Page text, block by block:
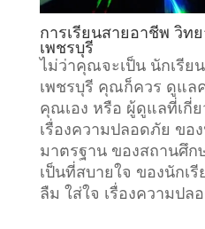
การเรียนสายอาชีพ วิท
เพชรบุรี
ไม่ว่าคุณจะเป็น นักเรีย
เพชรบุรี คุณก็ควร ดูแล
คุณเอง หรือ ผู้ดูแลที่เกี่
เรื่องความปลอดภัย ขอ
มาตรฐาน ของสถานศึก
เป็นที่สบายใจ ของนักเ
ลืม ใส่ใจ เรื่องความป